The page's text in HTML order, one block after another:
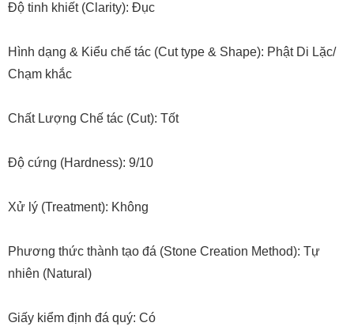
Độ tinh khiết (Clarity): Đục
Hình dạng & Kiểu chế tác (Cut type & Shape): Phật Di Lặc/
Chạm khắc
Chất Lượng Chế tác (Cut): Tốt
Độ cứng (Hardness): 9/10
Xử lý (Treatment): Không
Phương thức thành tạo đá (Stone Creation Method): Tự
nhiên (Natural)
Giấy kiểm định đá quý: Có